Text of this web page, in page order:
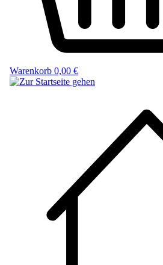
Warenkorb 0,00 €